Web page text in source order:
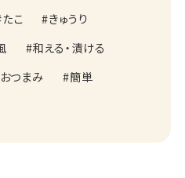
たこ
きゅうり
和える・漬ける
つまみ
簡単